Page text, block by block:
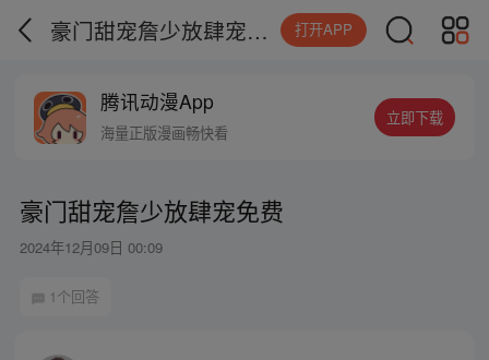
豪门甜宠詹少放肆宠免费 打开APP
腾讯动漫App
海量正版漫画畅快看
立即下载
豪门甜宠詹少放肆宠免费
2024年12月09日 00:09
1个回答